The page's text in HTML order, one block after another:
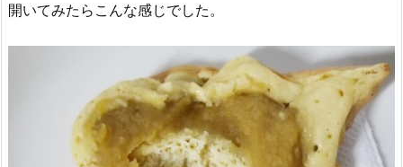
開いてみたらこんな感じでした。